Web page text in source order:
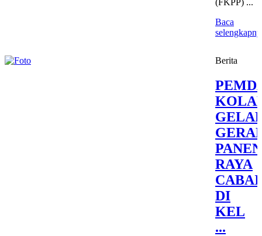
(FKPP) ...
Baca
Berita
PANEN
RAYA
CABAI
DI
KEL
...